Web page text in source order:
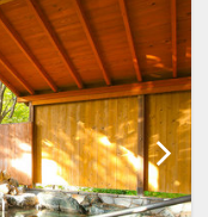
DP-1-